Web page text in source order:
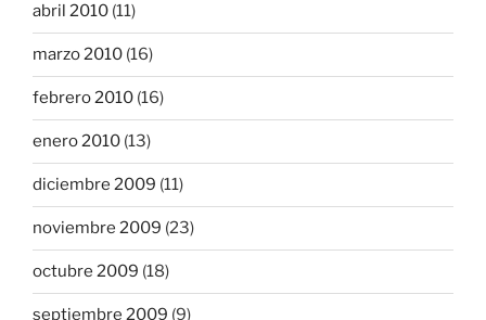
abril 2010 (11)
marzo 2010 (16)
febrero 2010 (16)
enero 2010 (13)
diciembre 2009 (11)
noviembre 2009 (23)
octubre 2009 (18)
septiembre 2009 (9)